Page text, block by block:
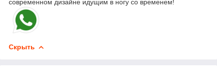
современном дизайне идущим в ногу со временем!
Скрыть